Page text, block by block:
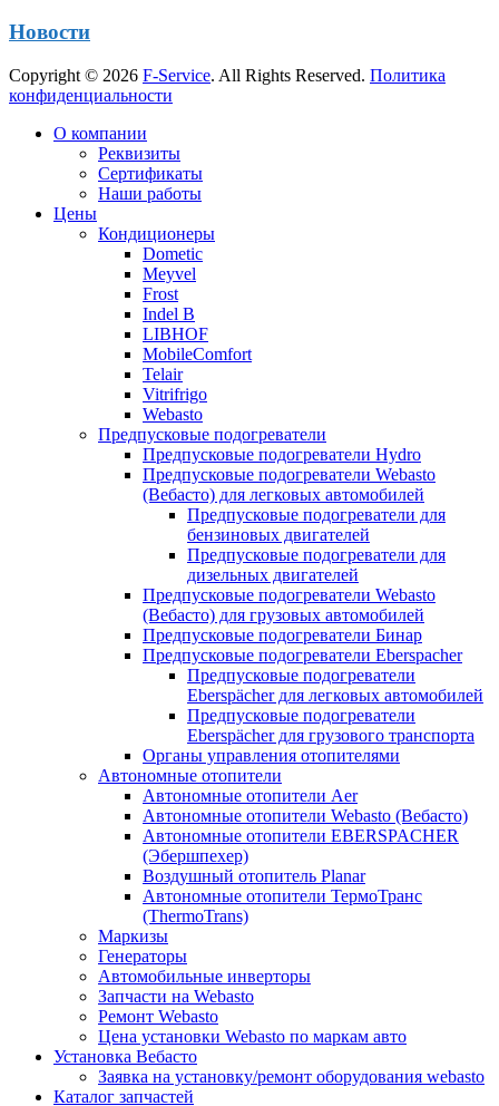
Новости
Copyright © 2026 F-Service. All Rights Reserved. Политика
конфиденциальности
вверх
О компании
Реквизиты
Сертификаты
Наши работы
Цены
Кондиционеры
Dometic
Meyvel
Frost
Indel B
LIBHOF
MobileComfort
Telair
Vitrifrigo
Webasto
Предпусковые подогреватели
Предпусковые подогреватели Hydro
Предпусковые подогреватели Webasto
(Вебасто) для легковых автомобилей
Предпусковые подогреватели для
бензиновых двигателей
Предпусковые подогреватели для
дизельных двигателей
Предпусковые подогреватели Webasto
(Вебасто) для грузовых автомобилей
Предпусковые подогреватели Бинар
Предпусковые подогреватели Eberspacher
Предпусковые подогреватели
Eberspächer для легковых автомобилей
Предпусковые подогреватели
Eberspächer для грузового транспорта
Органы управления отопителями
Автономные отопители
Автономные отопители Аer
Автономные отопители Webasto (Вебасто)
Автономные отопители EBERSPACHER
(Эбершпехер)
Воздушный отопитель Planar
Автономные отопители ТермоТранс
(ThermoTrans)
Маркизы
Генераторы
Автомобильные инверторы
Запчасти на Webasto
Ремонт Webasto
Цена установки Webasto по маркам авто
Установка Вебасто
Заявка на установку/ремонт оборудования webasto
Каталог запчастей